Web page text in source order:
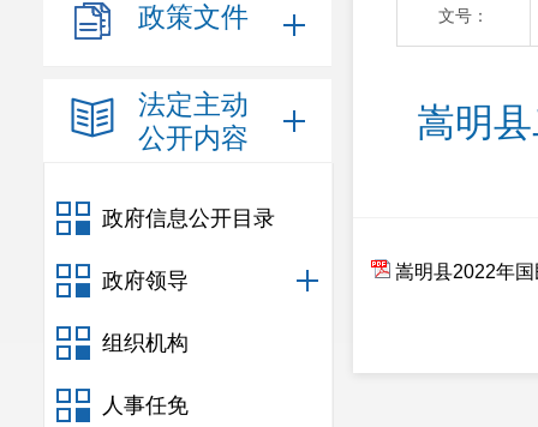
政策文件
法定主动
公开内容
政府信息公开目录
政府领导
组织机构
人事任免
文号：
嵩明
嵩明县2022年